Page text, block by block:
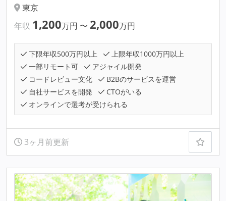
東京
年収 1,200万円 〜 2,000万円
下限年収500万円以上
上限年収1000万円以上
一部リモート可
アジャイル開発
コードレビュー文化
B2Bのサービスを運営
自社サービスを開発
CTOがいる
オンラインで選考が受けられる
3ヶ月前更新